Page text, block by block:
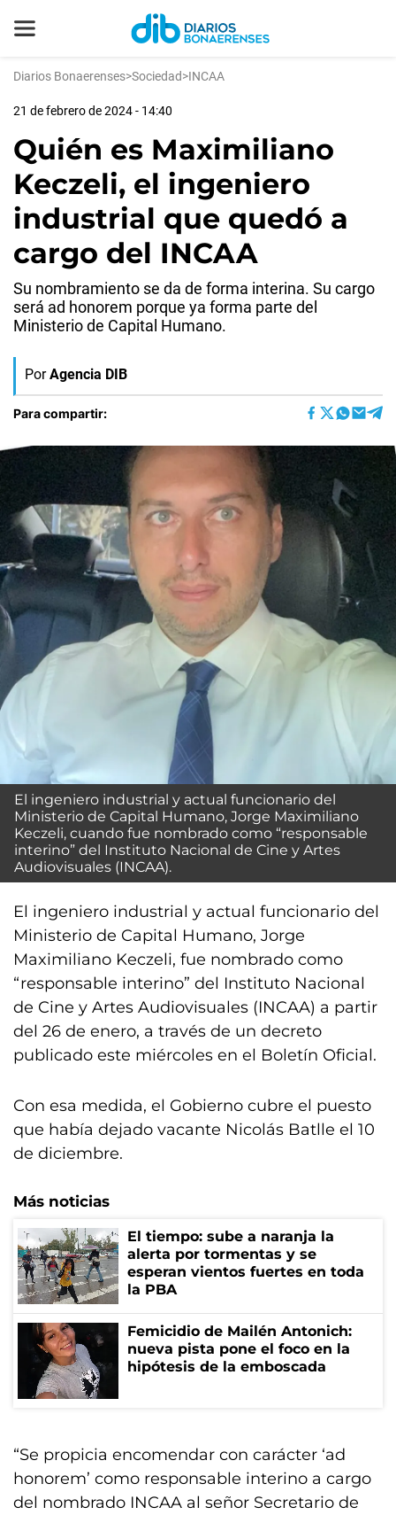
Diarios Bonaerenses>Sociedad>INCAA
21 de febrero de 2024 - 14:40
Quién es Maximiliano
Keczeli, el ingeniero
industrial que quedó a
cargo del INCAA
Su nombramiento se da de forma interina. Su cargo
será ad honorem porque ya forma parte del
Ministerio de Capital Humano.
Por Agencia DIB
Para compartir:
El ingeniero industrial y actual funcionario del
Ministerio de Capital Humano, Jorge Maximiliano
Keczeli, cuando fue nombrado como “responsable
interino” del Instituto Nacional de Cine y Artes
Audiovisuales (INCAA).
El ingeniero industrial y actual funcionario del
Ministerio de Capital Humano, Jorge
Maximiliano Keczeli, fue nombrado como
“responsable interino” del Instituto Nacional
de Cine y Artes Audiovisuales (INCAA) a partir
del 26 de enero, a través de un decreto
publicado este miércoles en el Boletín Oficial.
Con esa medida, el Gobierno cubre el puesto
que había dejado vacante Nicolás Batlle el 10
de diciembre.
Más noticias
El tiempo: sube a naranja la
alerta por tormentas y se
esperan vientos fuertes en toda
la PBA
Femicidio de Mailén Antonich:
nueva pista pone el foco en la
hipótesis de la emboscada
“Se propicia encomendar con carácter ‘ad
honorem’ como responsable interino a cargo
del nombrado INCAA al señor Secretario de